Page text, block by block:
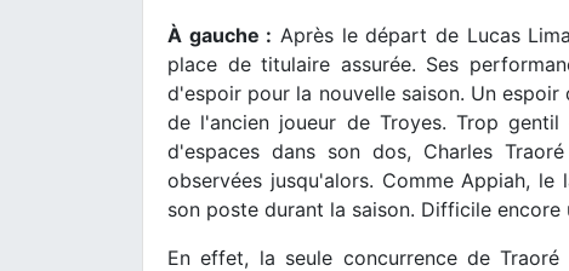
À gauche : Après le départ de Lucas
place de titulaire assurée. Ses
d'espoir pour la nouvelle saison. Un
de l'ancien joueur de Troyes. Trop
d'espaces dans son dos, Charles
observées jusqu'alors. Comme Appiah,
son poste durant la saison. Difficile
En effet, la seule concurrence de